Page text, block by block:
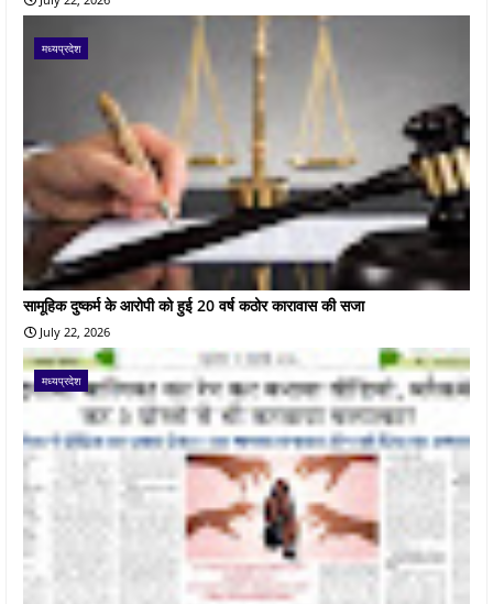
मध्यप्रदेश
सामूहिक दुष्कर्म के आरोपी को हुई 20 वर्ष कठोर कारावास की सजा
July 22, 2026
मध्यप्रदेश